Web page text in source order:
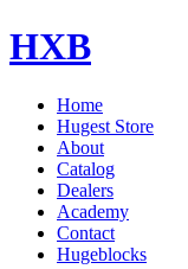
HXB
Home
Hugest Store
About
Catalog
Dealers
Academy
Contact
Hugeblocks